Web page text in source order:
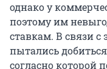
однако у
поэтому им
ставкам. В связи с
пытались
согласно которой